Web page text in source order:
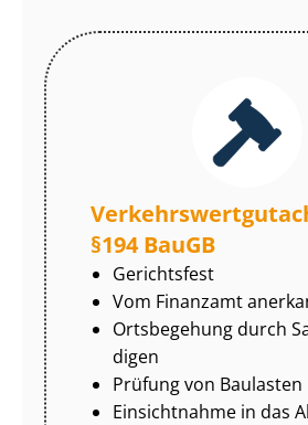
§194 BauGB
Gerichtsfest
Vom Finanzamt
Ortsbegehung durch
di­gen
Prüfung von Baulasten
Einsichtnahme in das